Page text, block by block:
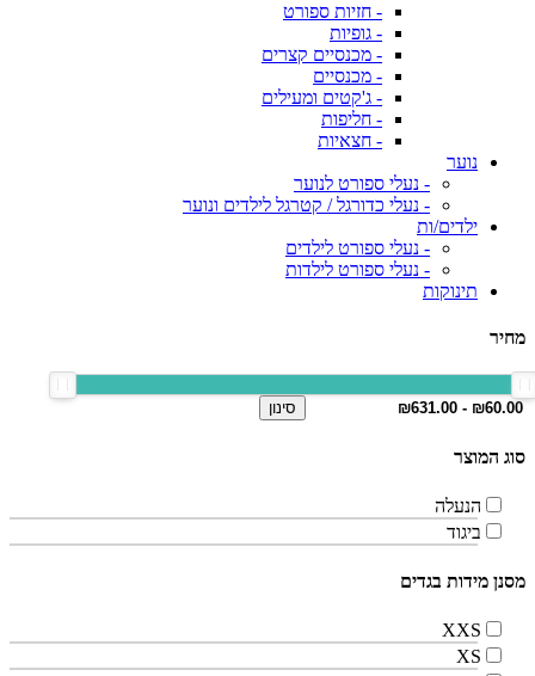
- חזיות ספורט
- גופיות
- מכנסיים קצרים
- מכנסיים
- ג'קטים ומעילים
- חליפות
- חצאיות
נוער
- נעלי ספורט לנוער
- נעלי כדורגל / קטרגל לילדים ונוער
ילדים/ות
- נעלי ספורט לילדים
- נעלי ספורט לילדות
תינוקות
מחיר
סינון
סוג המוצר
הנעלה
ביגוד
מסנן מידות בגדים
XXS
XS